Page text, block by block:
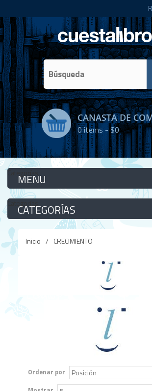
CANASTA DE
0items -$0
Categorías
Categorías
Inicio / CRECIMIENTO
Ordenar por